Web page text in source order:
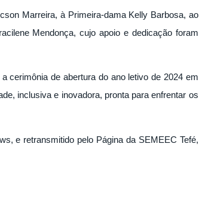
Marreira, à Primeira-dama Kelly Barbosa, ao
Mendonça, cujo apoio e dedicação foram
cerimônia de abertura do ano letivo de 2024 em
inclusiva e inovadora, pronta para enfrentar os
e retransmitido pelo Página da SEMEEC Tefé,